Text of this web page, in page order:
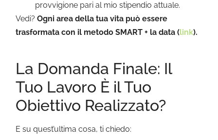
provvigione pari al mio stipendio attuale.
Vedi?Ogni area della tua vita può essere
trasformata con il metodo SMART + la data (link).
La Domanda Finale: Il
Tuo Lavoro È il Tuo
Obiettivo Realizzato?
E su quest’ultima cosa, ti chiedo: